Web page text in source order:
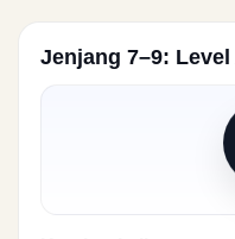
Jenjang 7–9: